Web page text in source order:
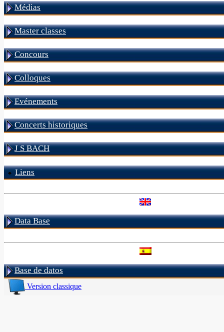
Médias
Master classes
Concours
Colloques
Evénements
Concerts historiques
J S BACH
Liens
Data Base
Base de datos
Version classique